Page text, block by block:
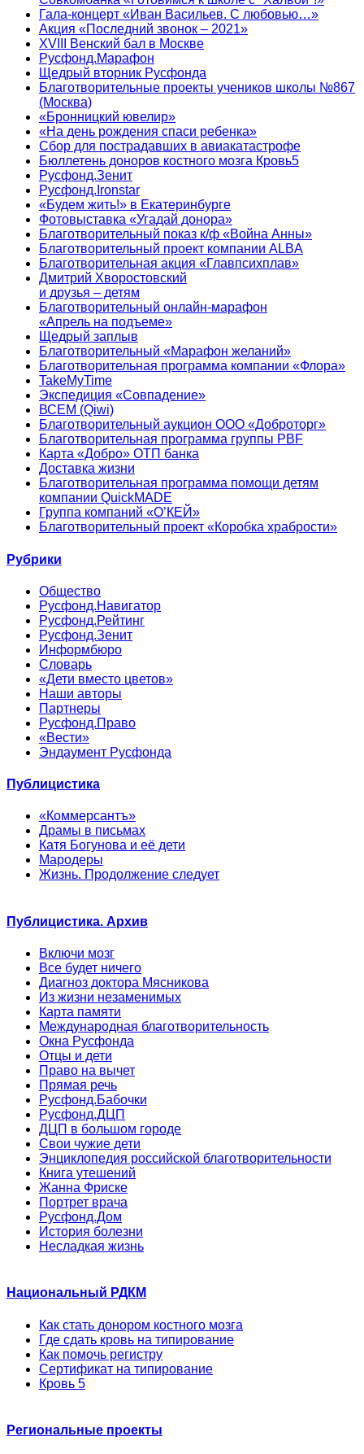
Гала-концерт «Иван Васильев. С любовью…»
Акция «Последний звонок – 2021»
XVIII Венский бал в Москве
Русфонд.Марафон
Щедрый вторник Русфонда
Благотворительные проекты учеников школы №867
(Москва)
«Бронницкий ювелир»
«На день рождения спаси ребенка»
Сбор для пострадавших в авиакатастрофе
Бюллетень доноров костного мозга Кровь5
Русфонд.Зенит
Русфонд.Ironstar
«Будем жить!» в Екатеринбурге
Фотовыставка «Угадай донора»
Благотворительный показ к/ф «Война Анны»
Благотворительный проект компании ALBA
Благотворительная акция «Главпсихплав»
Дмитрий Хворостовский
и друзья – детям
Благотворительный онлайн‑марафон
«Апрель на подъеме»
Щедрый заплыв
Благотворительный «Марафон желаний»
Благотворительная программа компании «Флора»
TakeMyTime
Экспедиция «Совпадение»
ВСЕМ (Qiwi)
Благотворительный аукцион ООО «Доброторг»
Благотворительная программа группы PBF
Карта «Добро» ОТП банка
Доставка жизни
Благотворительная программа помощи детям
компании QuickMADE
Группа компаний «О’КЕЙ»
Благотворительный проект «Коробка храбрости»
Рубрики
Общество
Русфонд.Навигатор
Русфонд.Рейтинг
Русфонд.Зенит
Информбюро
Словарь
«Дети вместо цветов»
Наши авторы
Партнеры
Русфонд.Право
«Вести»
Эндаумент Русфонда
Публицистика
«Коммерсантъ»
Драмы в письмах
Катя Богунова и её дети
Мародеры
Жизнь. Продолжение следует
Публицистика. Архив
Включи мозг
Все будет ничего
Диагноз доктора Мясникова
Из жизни незаменимых
Карта памяти
Международная благотворительность
Окна Русфонда
Отцы и дети
Право на вычет
Прямая речь
Русфонд.Бабочки
Русфонд.ДЦП
ДЦП в большом городе
Свои чужие дети
Энциклопедия российской благотворительности
Книга утешений
Жанна Фриске
Портрет врача
Русфонд.Дом
История болезни
Несладкая жизнь
Национальный РДКМ
Как стать донором костного мозга
Где сдать кровь на типирование
Как помочь регистру
Сертификат на типирование
Кровь 5
Региональные проекты